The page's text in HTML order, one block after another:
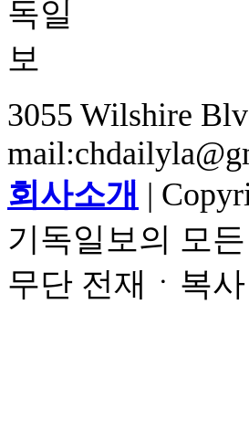
3055 Wilshire
회사소개 |
기독일보의 모
무단 전재ㆍ복